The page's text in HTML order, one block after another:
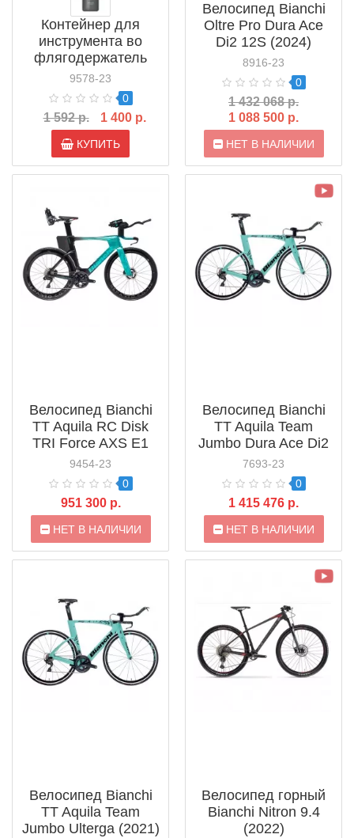
Контейнер для
инструмента во
флягодержатель
Bianchi Box Tecnico
9578-23
0
1 592 р. 1 400 р.
КУПИТЬ
Велосипед Bianchi
Oltre Pro Dura Ace
Di2 12S (2024)
8916-23
0
1 432 068 р.
1 088 500 р.
НЕТ В НАЛИЧИИ
Велосипед Bianchi
TT Aquila RC Disk
TRI Force AXS E1
(2025)
9454-23
0
951 300 р.
НЕТ В НАЛИЧИИ
Велосипед Bianchi
TT Aquila Team
Jumbo Dura Ace Di2
(2021) б/у
7693-23
0
1 415 476 р.
НЕТ В НАЛИЧИИ
Велосипед Bianchi
TT Aquila Team
Jumbo Ulterga (2021)
Велосипед горный
Bianchi Nitron 9.4
(2022)